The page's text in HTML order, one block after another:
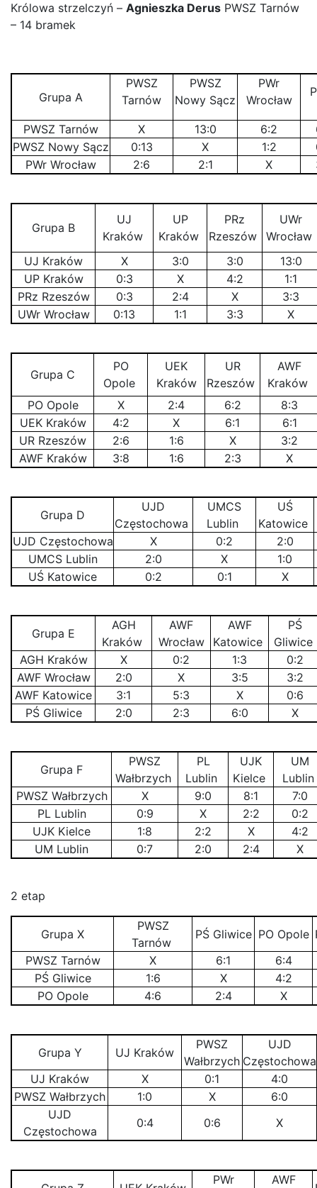
Królowa strzelczyń – Agnieszka Derus PWSZ Tarnów
– 14 bramek
Grupa A
PWSZ
Tarnów
PWSZ
Nowy Sącz
PWr
Wrocław
PWSZ Tarnów X 13:0 6:2
PWSZ Nowy Sącz
0:13 X 1:2
PWr Wrocław
2:6 2:1 X
Grupa B
UJ
Kraków
UP
Kraków
PRz
Rzeszów
UWr
Wrocław
UJ Kraków
X 3:0 3:0
13:0
UP Kraków
0:3 X 4:2
1:1
PRz Rzeszów
0:3 2:4 X
3:3
UWr Wrocław
0:13 1:1 3:3 X
Grupa C
PO
Opole
UEK
Kraków
UR
Rzeszów
AWF
Kraków
PO Opole
X 2:4 6:2
8:3
UEK Kraków
4:2 X 6:1
6:1
UR Rzeszów
2:6 1:6 X
3:2
AWF Kraków
3:8 1:6 2:3 X
Grupa D
UJD
Częstochowa
UMCS
Lublin
UŚ
Katowice
UJD Częstochowa
X 0:2
2:0
UMCS Lublin
2:0 X
1:0
UŚ Katowice
0:2 0:1 X
Grupa E
AGH
Kraków
AWF
Wrocław
AWF
Katowice
PŚ
Gliwice
AGH Kraków
X 0:2 1:3
0:2
AWF Wrocław
2:0 X 3:5
3:2
AWF Katowice
3:1 5:3 X
0:6
PŚ Gliwice
2:0 2:3 6:0 X
Grupa F
PWSZ
Wałbrzych
PL
Lublin
UJK
Kielce
UM
Lublin
PWSZ Wałbrzych
X 9:0 8:1
7:0
PL Lublin
0:9 X 2:2
0:2
UJK Kielce
1:8 2:2 X
4:2
UM Lublin
0:7 2:0 2:4 X
2 etap
Grupa X
PWSZ
Tarnów
PŚ Gliwice PO Opole
PWSZ Tarnów
X 6:1
6:4
PŚ Gliwice
1:6 X
4:2
PO Opole
4:6 2:4 X
Grupa Y UJ Kraków
PWSZ
Wałbrzych
UJD
Częstochowa
UJ Kraków
X 0:1
4:0
PWSZ Wałbrzych
1:0 X
6:0
UJD
Częstochowa
0:4 0:6 X
PWr AWF